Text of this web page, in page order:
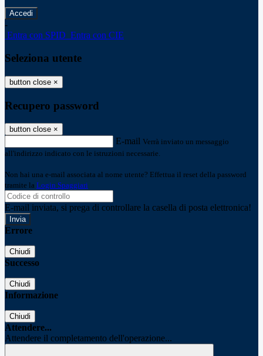
-
Entra con SPID Entra con CIE
Seleziona utente
button close ×
Recupero password
button close ×
E-mail Verrà inviato un messaggio
all'indirizzo indicato con le istruzioni necessarie.
Non hai una e-mail associata al nome utente? Effettua il reset della password
tramite la Login Spaggiari
E-mail inviata, si prega di controllare la casella di posta elettronica!
Errore
Chiudi
Successo
Chiudi
Informazione
Chiudi
Attendere...
Attendere il completamento dell'operazione...